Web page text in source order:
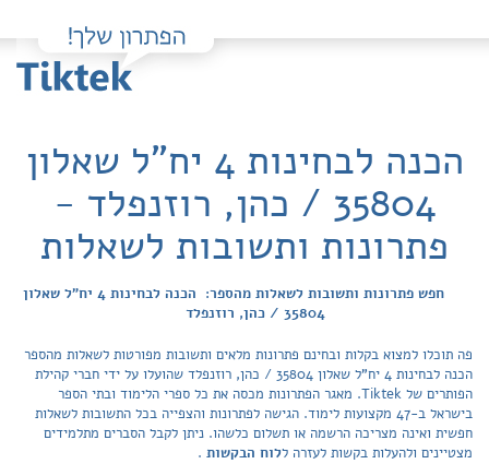
הכנה לבחינות 4 יח"ל שאלון
35804 / כהן, רוזנפלד -
פתרונות ותשובות לשאלות
חפש פתרונות ותשובות לשאלות מהספר: הכנה לבחינות 4 יח"ל שאלון
35804 / כהן, רוזנפלד
פה תוכלו למצוא בקלות ובחינם פתרונות מלאים ותשובות מפורטות לשאלות מהספר
הכנה לבחינות 4 יח"ל שאלון 35804 / כהן, רוזנפלד שהועלו על ידי חברי קהילת
הפותרים של Tiktek. מאגר הפתרונות מכסה את כל ספרי הלימוד ובתי הספר
בישראל ב-47 מקצועות לימוד. הגישה לפתרונות והצפייה בכל התשובות לשאלות
חפשית ואינה מצריכה הרשמה או תשלום כלשהו. ניתן לקבל הסברים מתלמידים
מצטיינים ולהעלות בקשות לעזרה ללוח הבקשות .